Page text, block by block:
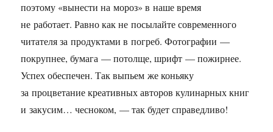
поэтому «вынести на мороз» в наше время
не работает. Равно как не посылайте современного
читателя за продуктами в погреб. Фотографии —
покрупнее, бумага — потолще, шрифт — пожирнее.
Успех обеспечен. Так выпьем же коньяку
за процветание креативных авторов кулинарных книг
и закусим… чесноком, — так будет справедливо!